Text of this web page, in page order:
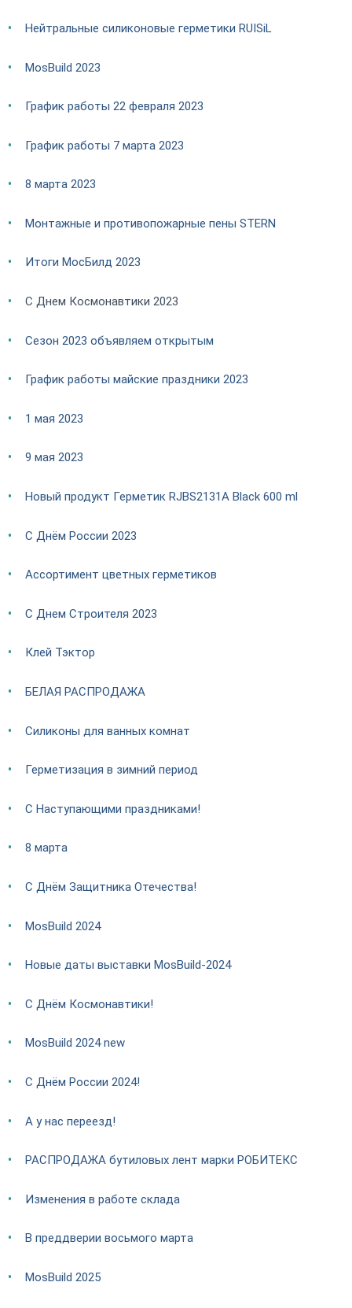
Нейтральные силиконовые герметики RUISiL
MosBuild 2023
График работы 22 февраля 2023
График работы 7 марта 2023
8 марта 2023
Монтажные и противопожарные пены STERN
Итоги МосБилд 2023
С Днем Космонавтики 2023
Сезон 2023 объявляем открытым
График работы майские праздники 2023
1 мая 2023
9 мая 2023
Новый продукт Герметик RJBS2131A Black 600 ml
С Днём России 2023
Ассортимент цветных герметиков
С Днем Строителя 2023
Клей Тэктор
БЕЛАЯ РАСПРОДАЖА
Силиконы для ванных комнат
Герметизация в зимний период
С Наступающими праздниками!
8 марта
С Днём Защитника Отечества!
MosBuild 2024
Новые даты выставки MosBuild-2024
С Днём Космонавтики!
MosBuild 2024 new
С Днём России 2024!
А у нас переезд!
РАСПРОДАЖА бутиловых лент марки РОБИТЕКС
Изменения в работе склада
В преддверии восьмого марта
MosBuild 2025